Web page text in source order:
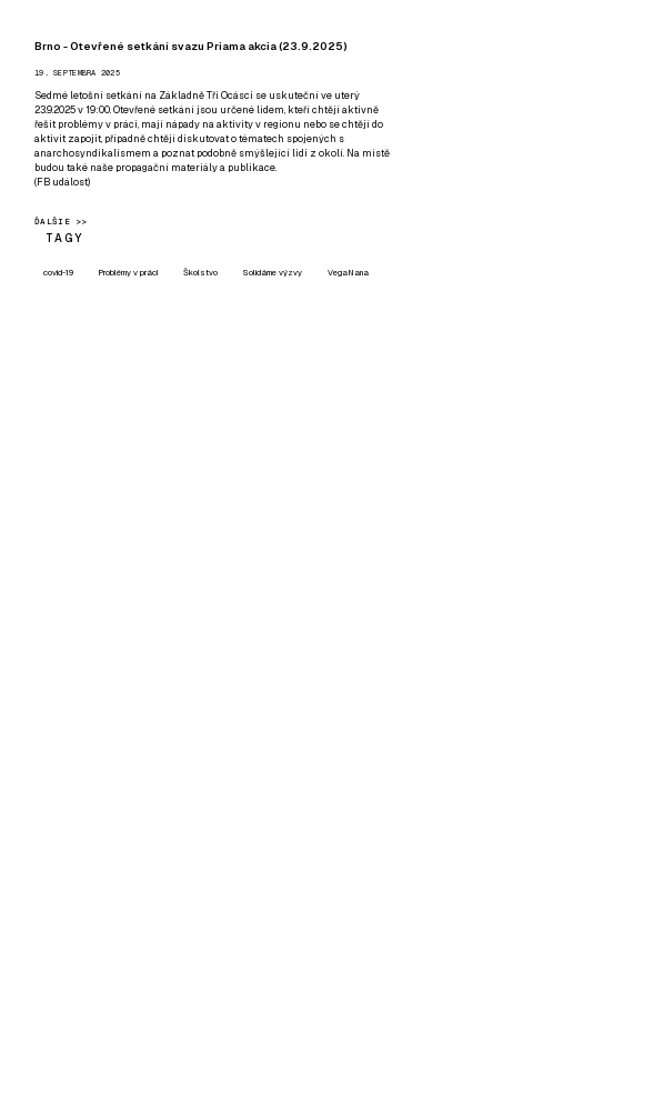
Brno - Otevřené setkání svazu Priama akcia (23.9.2025)
19. SEPTEMBRA 2025
Sedmé letošní setkání na Základně Tři Ocásci se uskuteční ve uterý
23.9.2025 v 19:00. Otevřené setkání jsou určené lidem, kteří chtějí aktivně
řešit problémy v práci, mají nápady na aktivity v regionu nebo se chtějí do
aktivit zapojit, případně chtějí diskutovat o tématech spojených s
anarchosyndikalismem a poznat podobně smýšlející lidi z okolí. Na místě
budou také naše propagační materiály a publikace.
(FB událost)
ĎALŠIE >>
TAGY
covid-19 Problémy v práci Školstvo Solidárne výzvy VegaNana